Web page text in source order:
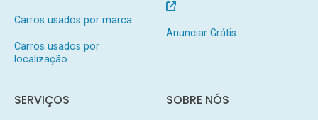
Carros usados por marca
Carros usados por
localização
Anunciar Grátis
SERVIÇOS SOBRE NÓS